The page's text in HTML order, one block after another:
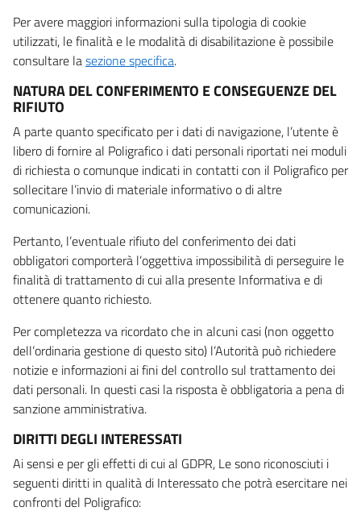
Per avere maggiori informazioni sulla tipologia di cookie
utilizzati, le finalità e le modalità di disabilitazione è possibile
consultare lasezione specifica.
NATURA DEL CONFERIMENTO E CONSEGUENZE DEL
RIFIUTO
A parte quanto specificato per i dati di navigazione, l’utente è
libero di fornire al Poligrafico i dati personali riportati nei moduli
di richiesta o comunque indicati in contatti con il Poligrafico per
sollecitare l’invio di materiale informativo o di altre
comunicazioni.
Pertanto, l’eventuale rifiuto del conferimento dei dati
obbligatori comporterà l’oggettiva impossibilità di perseguire le
finalità di trattamento di cui alla presente Informativa e di
ottenere quanto richiesto.
Per completezza va ricordato che in alcuni casi (non oggetto
dell’ordinaria gestione di questo sito) l’Autorità può richiedere
notizie e informazioni ai fini del controllo sul trattamento dei
dati personali. In questi casi la risposta è obbligatoria a pena di
sanzione amministrativa.
DIRITTI DEGLI INTERESSATI
Ai sensi e per gli effetti di cui al GDPR, Le sono riconosciuti i
seguenti diritti in qualità di Interessato che potrà esercitare nei
confronti del Poligrafico: